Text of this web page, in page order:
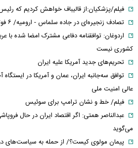
فیلم/پزشکیان:از قالیباف خواهش کردیم که
تصادف زنجیره‌ای در جاده سلماس - ارومیه/ ۶ فوتی و ۵ مصدوم
اردوغان: توافقنامه دفاعی مشترک امضا شده با
کشوری نیست
تحریم‌های جدید آمریکا علیه ایران
توافق سه‌جانبه ایران، عمان و آمریکا در
عالی امنیت ملی
فیلم/ خط و نشان ترامپ برای سوئیس
عبدالناصر همتی: اگر اقتصاد ایران در حال
می‌گوید
پیمان مولوی کیست؟/ از حمله به سیاست‌های